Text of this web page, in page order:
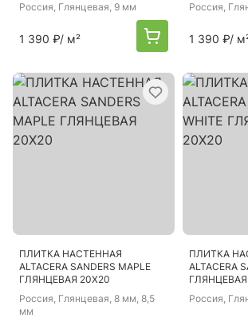
Россия, Глянцевая, 9 мм
1 390 ₽/ м²
Россия,
1 390 ₽/
ПЛИТКА НАСТЕННАЯ
ALTACERA SANDERS MAPLE
ГЛЯНЦЕВАЯ 20X20
Россия, Глянцевая, 8 мм, 8,5
мм
ПЛИТКА
ALTACERA
ГЛЯНЦЕВАЯ
Россия,